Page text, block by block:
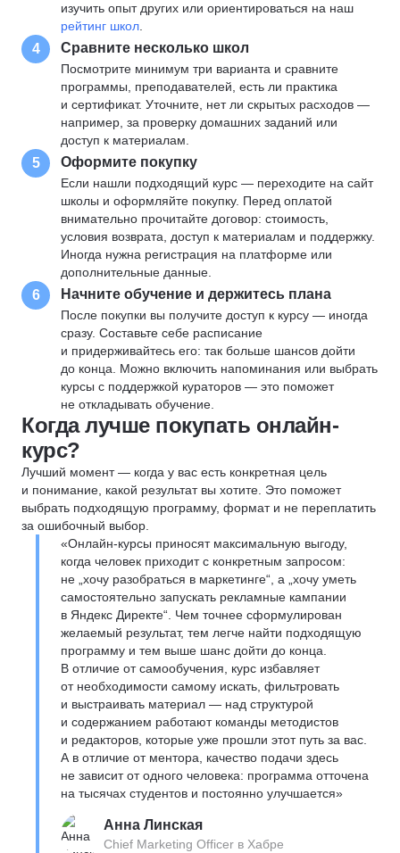
изучить опыт других или ориентироваться на наш
рейтинг школ
4 Сравните несколько школ
Посмотрите минимум три варианта и сравните
программы, преподавателей, есть ли практика
и сертификат. Уточните, нет ли скрытых расходов —
например, за проверку домашних заданий или
доступ к материалам.
5 Оформите покупку
Если нашли подходящий курс — переходите на сайт
школы и оформляйте покупку. Перед оплатой
внимательно прочитайте договор: стоимость,
условия возврата, доступ к материалам и поддержку.
Иногда нужна регистрация на платформе или
дополнительные данные.
6 Начните обучение и держитесь плана
После покупки вы получите доступ к курсу — иногда
сразу. Составьте себе расписание
и придерживайтесь его: так больше шансов дойти
до конца. Можно включить напоминания или выбрать
курсы с поддержкой кураторов — это поможет
не откладывать обучение.
Когда лучше покупать онлайн-
курс?
Лучший момент — когда у вас есть конкретная цель
и понимание, какой результат вы хотите. Это поможет
выбрать подходящую программу, формат и не переплатить
за ошибочный выбор.
«Онлайн-курсы приносят максимальную выгоду,
когда человек приходит с конкретным запросом:
не „хочу разобраться в маркетинге“, а „хочу уметь
самостоятельно запускать рекламные кампании
в Яндекс Директе“. Чем точнее сформулирован
желаемый результат, тем легче найти подходящую
программу и тем выше шанс дойти до конца.
В отличие от самообучения, курс избавляет
от необходимости самому искать, фильтровать
и выстраивать материал — над структурой
и содержанием работают команды методистов
и редакторов, которые уже прошли этот путь за вас.
А в отличие от ментора, качество подачи здесь
не зависит от одного человека: программа отточена
на тысячах студентов и постоянно улучшается»
Анна Линская
Chief Marketing Officer в Хабре